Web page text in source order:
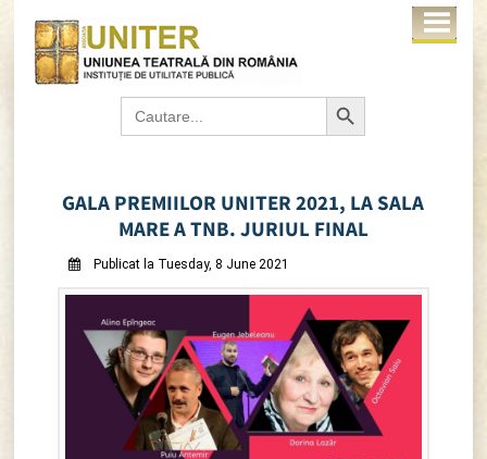
Search
for:
Search Button
GALA PREMIILOR UNITER 2021, LA SALA
MARE A TNB. JURIUL FINAL
Publicat la Tuesday, 8 June 2021